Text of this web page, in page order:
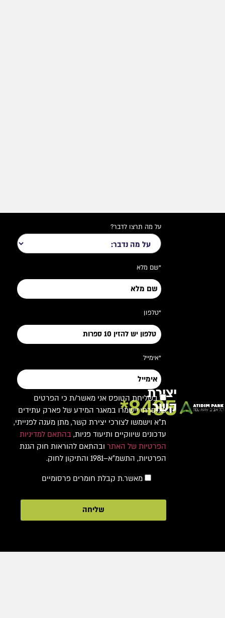
8485*
יצירת
קשר
על מה תרצו לדבר?
*שם מלא
*טלפון
*אימייל
בשליחת הטופס אני מאשר/ת כי הפרטים
שמסרתי יישמרו במאגר המידע של פארק עתידים
ת"א וישמשו לצורכי יצירת קשר, מתן מענה לפנייתי,
עדכונים שיווקיים ותיעוד פניות, בהתאם למדיניות
הפרטיות של האתרובהתאם להוראות חוק הגנת
הפרטיות, התשמ"א–1981 והתיקון לחוק.
מאשר.ת קבלת חומרים פרסומיים
שליחה